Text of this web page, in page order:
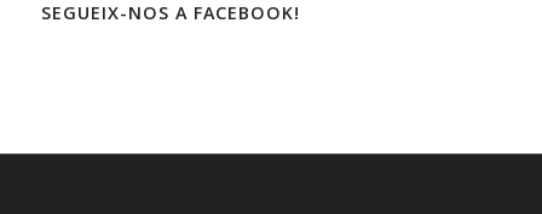
SEGUEIX-NOS A FACEBOOK!